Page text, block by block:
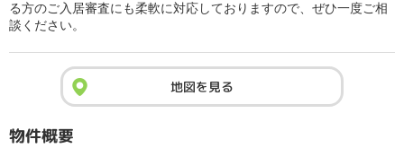
る方のご入居審査にも柔軟に対応しておりますので、ぜひ一度ご相
談ください。
地図を見る
物件概要